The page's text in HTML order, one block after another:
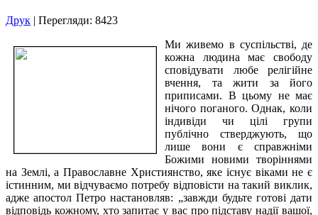
Друк | Перегляди: 8423
Ми живемо в суспільстві, де
кожна людина має свободу
сповідувати любе релігійне
вчення, та жити за його
приписами. В цьому не має
нічого поганого. Однак, коли
індивіди чи цілі групи
публічно стверджують, що
лише вони є справжніми
Божими новими творіннями
на Землі, а Православне Християнство, яке існує віками не є
істинним, ми відчуваємо потребу відповісти на такий виклик,
адже апостол Петро настановляв: „завжди будьте готові дати
відповідь кожному, хто запитає у вас про підставу надії вашої,